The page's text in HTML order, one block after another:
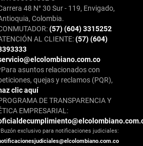
48 N° 30 Sur - 119, Envigado,
Colombia.
(57) (604) 3315252
AL CLIENTE:(57) (604)
asuntos relacionados con
quejas y reclamos (PQR),
clic aquí
DE TRANSPARENCIA Y
EMPRESARIAL:
exclusivo para notificaciones judiciales: